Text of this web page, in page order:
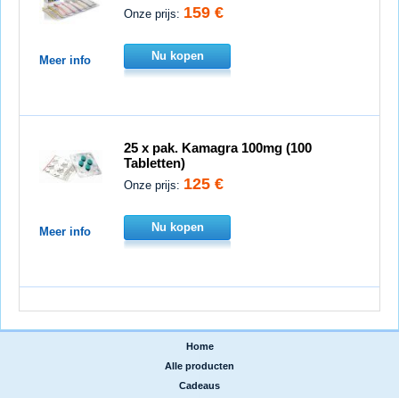
Onze prijs: 159 €
Meer info Nu kopen
25 x pak. Kamagra 100mg (100
Tabletten)
Onze prijs: 125 €
Meer info Nu kopen
Home
Alle producten
Cadeaus